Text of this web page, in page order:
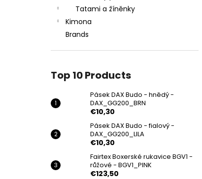
Tatami a žíněnky
Kimona
Brands
Top 10 Products
Pásek DAX Budo - hnědý -
DAX_GG200_BRN
€10,30
Pásek DAX Budo - fialový -
DAX_GG200_LILA
€10,30
Fairtex Boxerské rukavice BGV1 -
růžové - BGV1_PINK
€123,50